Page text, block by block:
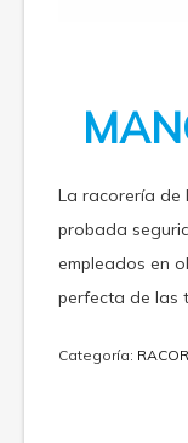
La racorería de
probada
empleados en
perfecta de las
Categoría: